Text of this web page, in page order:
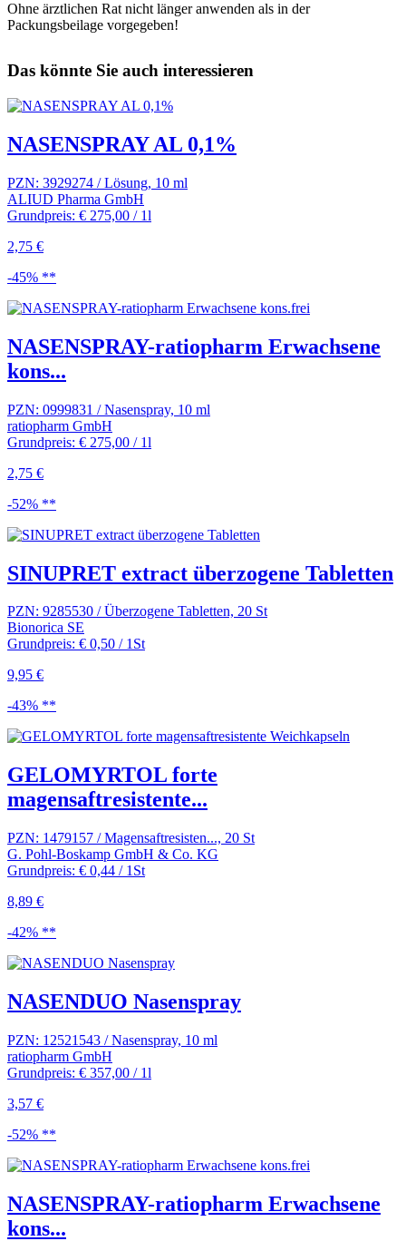
Ohne ärztlichen Rat nicht länger anwenden als in der
Packungsbeilage vorgegeben!
Das könnte Sie auch interessieren
NASENSPRAY AL 0,1%
PZN: 3929274 / Lösung, 10 ml
ALIUD Pharma GmbH
Grundpreis: € 275,00 / 1l
2,75 €
-45% **
NASENSPRAY-ratiopharm Erwachsene
kons...
PZN: 0999831 / Nasenspray, 10 ml
ratiopharm GmbH
Grundpreis: € 275,00 / 1l
2,75 €
-52% **
SINUPRET extract überzogene Tabletten
PZN: 9285530 / Überzogene Tabletten, 20 St
Bionorica SE
Grundpreis: € 0,50 / 1St
9,95 €
-43% **
GELOMYRTOL forte
magensaftresistente...
PZN: 1479157 / Magensaftresisten..., 20 St
G. Pohl-Boskamp GmbH & Co. KG
Grundpreis: € 0,44 / 1St
8,89 €
-42% **
NASENDUO Nasenspray
PZN: 12521543 / Nasenspray, 10 ml
ratiopharm GmbH
Grundpreis: € 357,00 / 1l
3,57 €
-52% **
NASENSPRAY-ratiopharm Erwachsene
kons...